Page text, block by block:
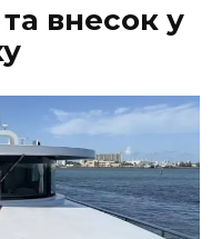
внесок у